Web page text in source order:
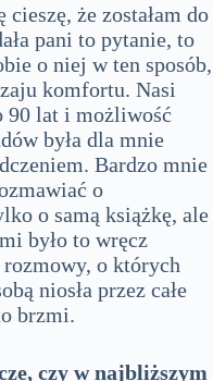
że zostałam do
pani to pytanie, to
o niej w ten sposób,
komfortu. Nasi
90 lat i możliwość
była dla mnie
Bardzo mnie
o
o samą książkę, ale
było to wręcz
rozmowy, o których
niosła przez całe
brzmi.
czy w najbliższym